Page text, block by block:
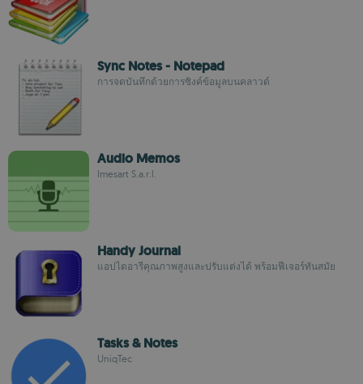
Sync Notes - Notepad
การจดบันทึกด้วยการซิงค์ข้อมูลบนคลาวด์
Audio Memos
Imesart S.a.r.l.
Handy Journal
แอปไดอารีคุณภาพสูงและปรับแต่งได้ พร้อมฟีเจอร์ทันสมัย
Tasks & Notes
UniqTec